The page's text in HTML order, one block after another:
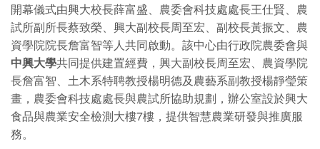
開幕儀式由興大校長薛富盛、農委會科技處處長王仕賢、農
試所副所長蔡致榮、興大副校長周至宏、副校長黃振文、農
資學院院長詹富智等人共同啟動。該中心由行政院農委會與
中興大學共同提供建置經費，興大副校長周至宏、農資學院
長詹富智、土木系特聘教授楊明德及農藝系副教授楊靜瑩策
畫，農委會科技處處長與農試所協助規劃，辦公室設於興大
食品與農業安全檢測大樓7樓，提供智慧農業研發與推廣服
務。